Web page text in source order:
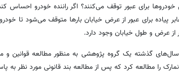
برای عبور توقف می‌کنند؟ اگر راننده خودرو احساس
پیاده برای عبور از عرض خیابان بارها متوقف می‌شود تا
از عرض و طول خیابان وجود دارد.
گذشته یک گروه پژوهشی به منظور مطالعه قوانین و
را مطالعه کرد که پس از مطالعه بند قانونی مورد نظر به